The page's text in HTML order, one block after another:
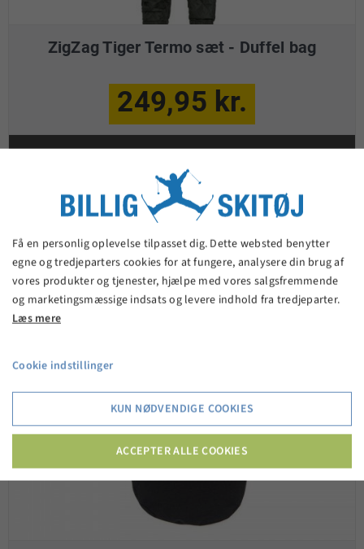
ZigZag Tiger Termo sæt - Duffel bag
249,95 kr.
Få en personlig oplevelse tilpasset dig. Dette websted benytter
egne og tredjeparters cookies for at fungere, analysere din brug af
vores produkter og tjenester, hjælpe med vores salgsfremmende
og marketingsmæssige indsats og levere indhold fra tredjeparter.
Læs mere
Cookie indstillinger
KUN NØDVENDIGE COOKIES
ACCEPTER ALLE COOKIES